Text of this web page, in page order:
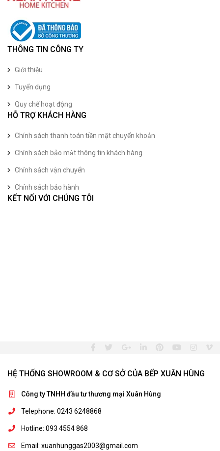
THÔNG TIN CÔNG TY
Giới thiệu
Tuyển dụng
Quy chế hoạt động
HỖ TRỢ KHÁCH HÀNG
Chính sách thanh toán tiền mặt chuyển khoản
Chính sách bảo mật thông tin khách hàng
Chính sách vận chuyển
Chính sách bảo hành
KẾT NỐI VỚI CHÚNG TÔI
HỆ THỐNG SHOWROOM & CƠ SỞ CỦA BẾP XUÂN HÙNG
Công ty TNHH đầu tư thương mại Xuân Hùng
Telephone: 0243 6248868
Hotline: 093 4554 868
Email: xuanhunggas2003@gmail.com